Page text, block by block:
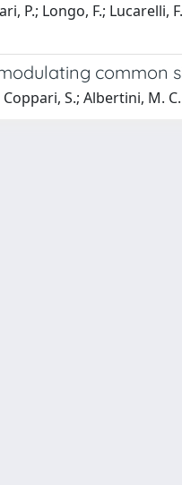
P.; Longo, F.; Lucarelli,
common
S.; Albertini, M. C.